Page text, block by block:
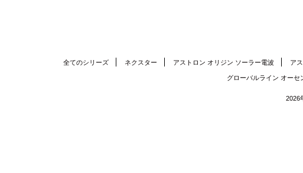
全てのシリーズ ネクスター アストロン オリジン ソーラー電波 ア
グローバルライン オーセ
2026